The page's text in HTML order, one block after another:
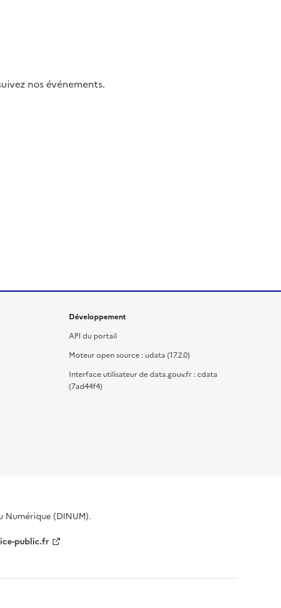
nos événements.
Développement
API du portail
Moteur open source : udata (17.2.0)
Interface utilisateur de data.gouv.fr : cdata
(7ad44f4)
(DINUM).
public.fr